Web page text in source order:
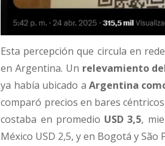
Esta percepción que circula en
en Argentina. Un relevamiento
ya había ubicado a Argentina
comparó precios en bares
costaba en promedio USD 3,5,
México USD 2,5, y en Bogotá y São